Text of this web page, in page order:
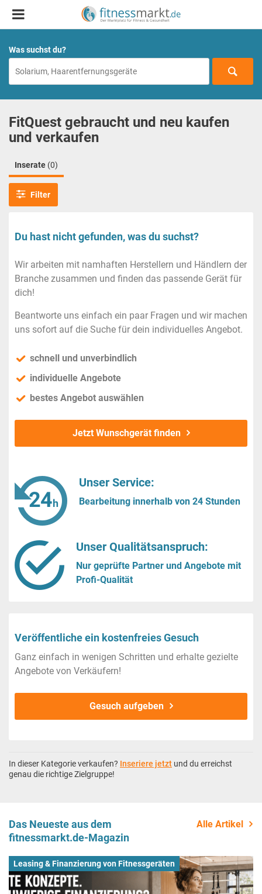
Was suchst du?
FitQuest gebraucht und neu kaufen
und verkaufen
Inserate (0)
Filter
Du hast nicht gefunden, was du suchst?
Wir arbeiten mit namhaften Herstellern und Händlern der
Branche zusammen und finden das passende Gerät für
dich!
Beantworte uns einfach ein paar Fragen und wir machen
uns sofort auf die Suche für dein individuelles Angebot.
schnell und unverbindlich
individuelle Angebote
bestes Angebot auswählen
Jetzt Wunschgerät finden
Unser Service:
Bearbeitung innerhalb von 24 Stunden
Unser Qualitätsanspruch:
Nur geprüfte Partner und Angebote mit
Profi-Qualität
Veröffentliche ein kostenfreies Gesuch
Ganz einfach in wenigen Schritten und erhalte gezielte
Angebote von Verkäufern!
Gesuch aufgeben
In dieser Kategorie verkaufen? Inseriere jetzt und du erreichst
genau die richtige Zielgruppe!
Das Neueste aus dem
fitnessmarkt.de-Magazin
Alle Artikel
Leasing & Finanzierung von Fitnessgeräten